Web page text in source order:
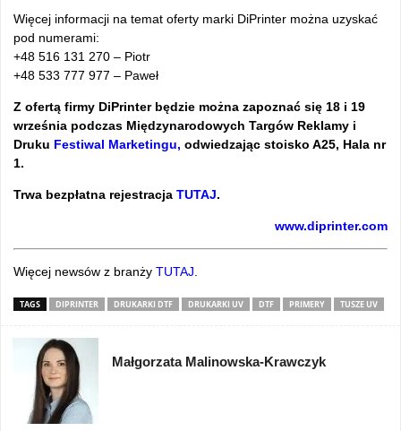
Więcej informacji na temat oferty marki DiPrinter można uzyskać
pod numerami:
+48 516 131 270 – Piotr
+48 533 777 977 – Paweł
Z ofertą firmy DiPrinter będzie można zapoznać się 18 i 19
września podczas Międzynarodowych Targów Reklamy i
Druku Festiwal Marketingu, odwiedzając stoisko A25, Hala nr
1.
Trwa bezpłatna rejestracja TUTAJ.
www.diprinter.com
Więcej newsów z branży TUTAJ
TAGS DIPRINTER DRUKARKI DTF DRUKARKI UV DTF PRIMERY TUSZE UV
Małgorzata Malinowska-Krawczyk